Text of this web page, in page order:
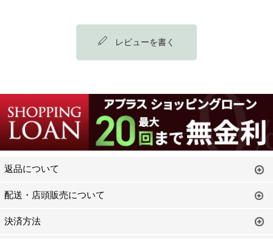
レビューを書く
返品について
配送・店頭販売について
決済方法